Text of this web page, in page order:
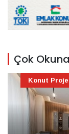
Çok
Konut